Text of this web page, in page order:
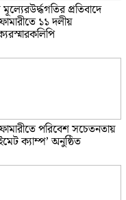
মূল্যেরউর্দ্ধগতির প্রতিবাদে
১১ দলীয়
পরিবেশ সচেতনতায়
ক্যাম্প’ অনুষ্ঠিত